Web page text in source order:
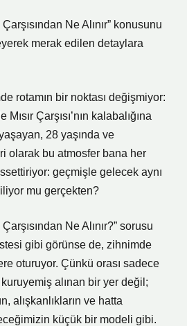
Ne Alınır” konusunu
merak edilen detaylara
rotamın bir noktası değişmiyor:
Çarşısı’nın kalabalığına
28 yaşında ve
olarak bu atmosfer bana her
geçmişle gelecek aynı
mu gerçekten?
Ne Alınır?” sorusu
gibi görünse de, zihnimde
oturuyor. Çünkü orası sadece
alınan bir yer değil;
alışkanlıkların ve hatta
küçük bir modeli gibi.